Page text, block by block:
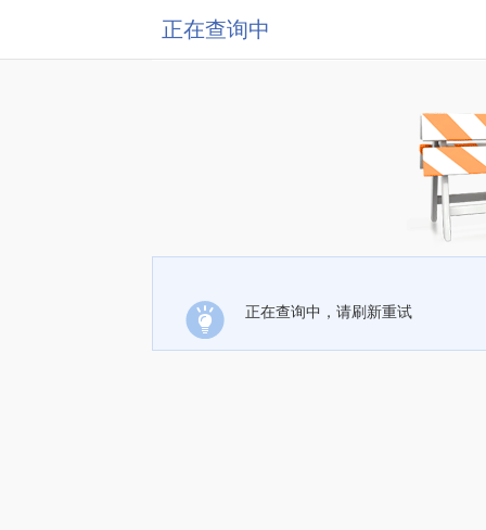
正在查询中
正在查询中，请刷新重试